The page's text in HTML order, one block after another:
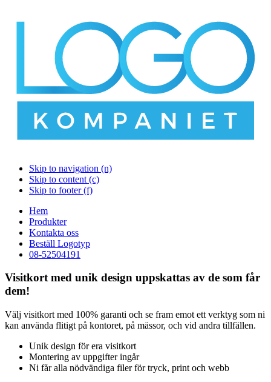
Skip to navigation (n)
Skip to content (c)
Skip to footer (f)
Hem
Produkter
Kontakta oss
Beställ Logotyp
08-52504191
Visitkort med unik design uppskattas av de som får
dem!
Välj visitkort med 100% garanti och se fram emot ett verktyg som ni
kan använda flitigt på kontoret, på mässor, och vid andra tillfällen.
Unik design för era visitkort
Montering av uppgifter ingår
Ni får alla nödvändiga filer för tryck, print och webb